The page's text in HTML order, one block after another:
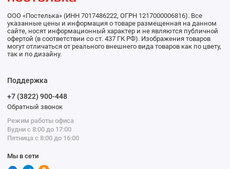
ООО «Постелька» (ИНН 7017486222, ОГРН 1217000006816). Все
указанные цены и информация о товаре размещенная на данном
сайте, носят информационный характер и не являются публичной
офертой (в соответствии со ст. 437 ГК РФ). Изображения товаров
могут отличаться от реального внешнего вида товаров как по цвету,
так и по дизайну.
Поддержка
+7 (3822) 900-448
Обратный звонок
Режим работы офиса
Будни с 8:00 до 17:00
Пятница с 8:00 до 16:00
Мы в сети